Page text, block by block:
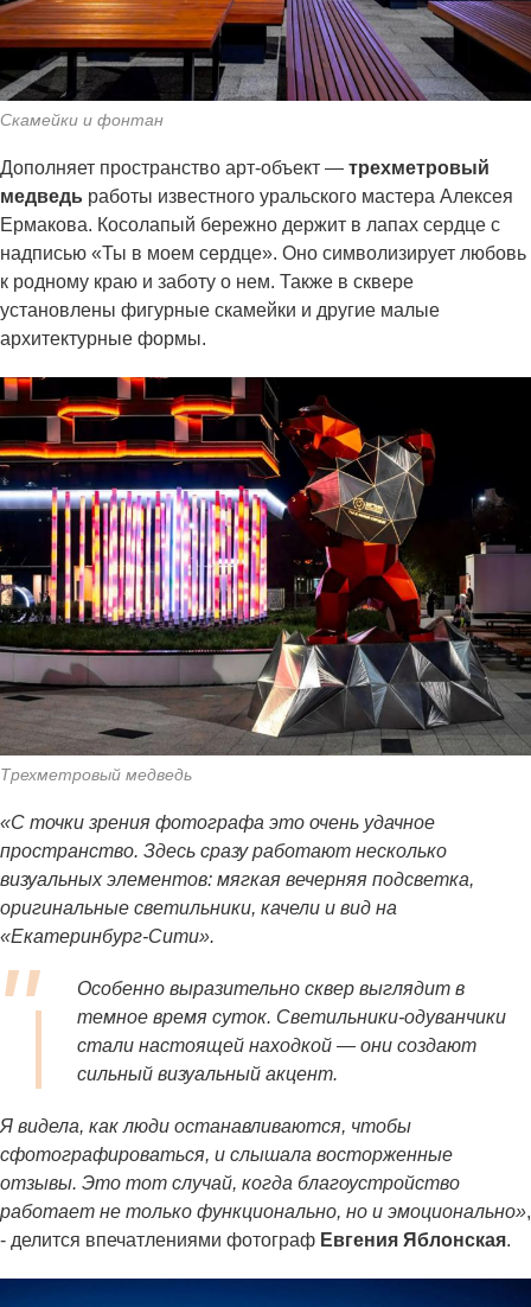
Скамейки и фонтан
Дополняет пространство арт-объект — трехметровый
медведь работы известного уральского мастера Алексея
Ермакова. Косолапый бережно держит в лапах сердце с
надписью «Ты в моем сердце». Оно символизирует любовь
к родному краю и заботу о нем. Также в сквере
установлены фигурные скамейки и другие малые
архитектурные формы.
Трехметровый медведь
«С точки зрения фотографа это очень удачное
пространство. Здесь сразу работают несколько
визуальных элементов: мягкая вечерняя подсветка,
оригинальные светильники, качели и вид на
«Екатеринбург-Сити».
Особенно выразительно сквер выглядит в
темное время суток. Светильники-одуванчики
стали настоящей находкой — они создают
сильный визуальный акцент.
Я видела, как люди останавливаются, чтобы
сфотографироваться, и слышала восторженные
отзывы. Это тот случай, когда благоустройство
работает не только функционально, но и эмоционально»,
- делится впечатлениями фотограф Евгения Яблонская.